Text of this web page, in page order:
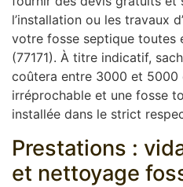
l’installation ou les travaux
votre fosse septique toutes
(77171). À titre indicatif,
coûtera entre 3000 et 5000
irréprochable et une fosse
installée dans le strict
Prestations :
et nettoyage